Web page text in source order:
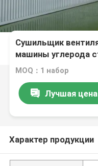
Сушильщик
машины углерода
MOQ：1 набор
Лучшая цена
Характер продукции